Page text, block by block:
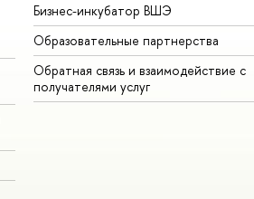
Бизнес-инкубатор ВШЭ
Образовательные партнерства
Обратная связь и взаимодействие с
получателями услу